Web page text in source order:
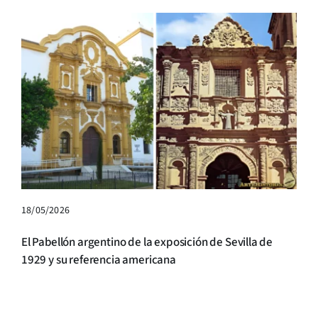
18/05/2026
El Pabellón argentino de la exposición de Sevilla de
1929 y su referencia americana